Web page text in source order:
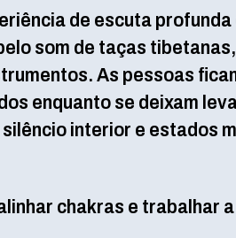
de escuta profunda
som de taças
As pessoas
enquanto se deixam
silêncio interior e estados
chakras e trabalhar